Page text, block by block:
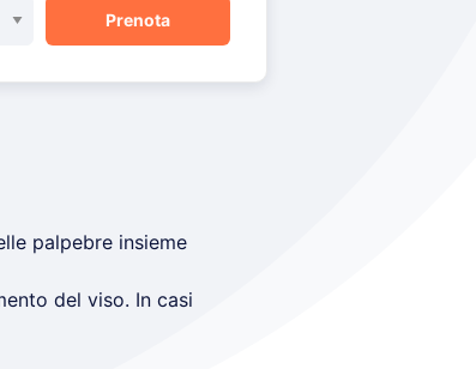
palpebre insieme
del viso. In casi